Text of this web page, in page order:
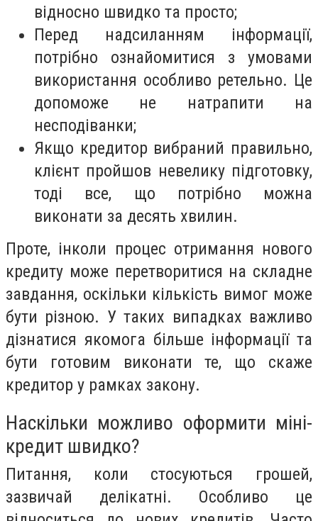
відносно швидко та просто;
Перед надсиланням інформації,
потрібно ознайомитися з умовами
використання особливо ретельно. Це
допоможе не натрапити на
несподіванки;
Якщо кредитор вибраний правильно,
клієнт пройшов невелику підготовку,
тоді все, що потрібно можна
виконати за десять хвилин.
Проте, інколи процес отримання нового
кредиту може перетворитися на складне
завдання, оскільки кількість вимог може
бути різною. У таких випадках важливо
дізнатися якомога більше інформації та
бути готовим виконати те, що скаже
кредитор у рамках закону.
Наскільки можливо оформити міні-
кредит швидко?
Питання, коли стосуються грошей,
зазвичай делікатні. Особливо це